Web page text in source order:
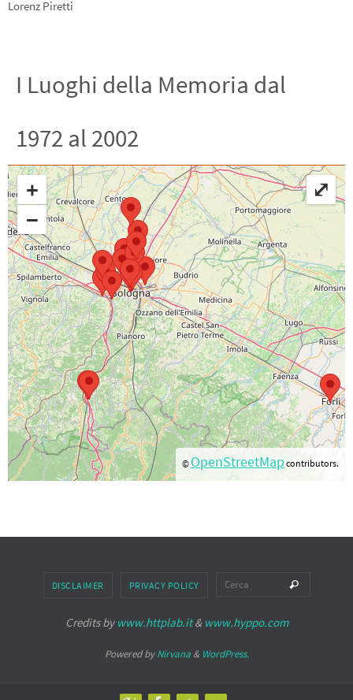
Lorenz Piretti
I Luoghi della Memoria dal
1972 al 2002
+
−
© OpenStreetMap contributors.
⤢
DISCLAIMER PRIVACY POLICY Cerca
Credits by www.httplab.it& www.hyppo.com
Powered byNirvana& WordPress.